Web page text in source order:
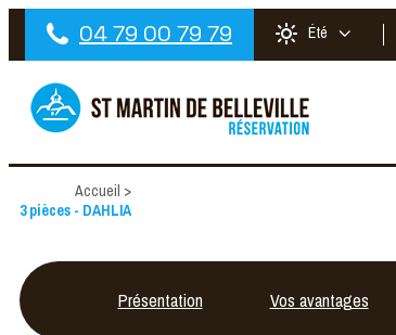
04 79 00 79 79 Été
Accueil >
3 pièces - DAHLIA
Présentation Vos avantages